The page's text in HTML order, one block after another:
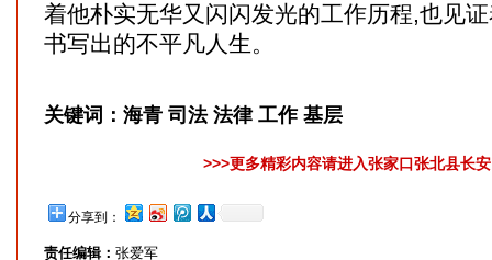
着他朴实无华又闪闪发光的工作历程,也见
书写出的不平凡人生。
关键词： 海青 司法 法律 工作 基层
>>>更多精彩内容请进入张家口张北县长
分享到：
责任编辑： 张爱军